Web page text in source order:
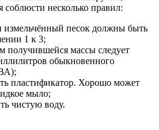
соблюсти несколько правил:
измельчённый песок должны быть
1 к 3;
получившейся массы следует
обыкновенного
пластификатор. Хорошо может
мыло;
чистую воду.